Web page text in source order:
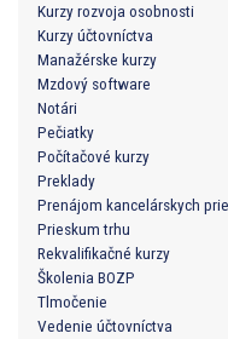
Kurzy rozvoja osobnosti
Kurzy účtovníctva
Manažérske kurzy
Mzdový software
Notári
Pečiatky
Počítačové kurzy
Preklady
Prenájom kancelárskych
Prieskum trhu
Rekvalifikačné kurzy
Školenia BOZP
Tlmočenie
Vedenie účtovníctva